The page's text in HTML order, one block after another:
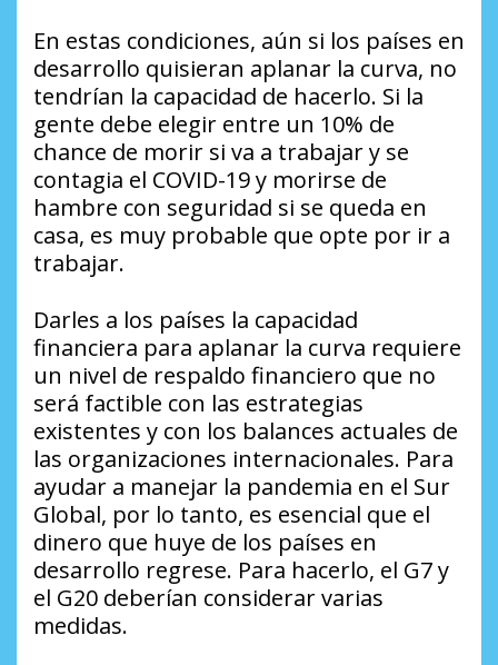
En estas condiciones, aún si los países en
desarrollo quisieran aplanar la curva, no
tendrían la capacidad de hacerlo. Si la
gente debe elegir entre un 10% de
chance de morir si va a trabajar y se
contagia el COVID-19 y morirse de
hambre con seguridad si se queda en
casa, es muy probable que opte por ir a
trabajar.
Darles a los países la capacidad
financiera para aplanar la curva requiere
un nivel de respaldo financiero que no
será factible con las estrategias
existentes y con los balances actuales de
las organizaciones internacionales. Para
ayudar a manejar la pandemia en el Sur
Global, por lo tanto, es esencial que el
dinero que huye de los países en
desarrollo regrese. Para hacerlo, el G7 y
el G20 deberían considerar varias
medidas.